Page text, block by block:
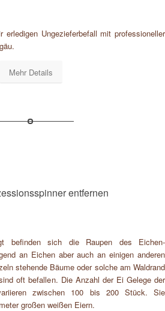
erledigen Ungezieferbefall mit professioneller
Mehr Details
entfernen
befinden sich die Raupen des Eichen-
an Eichen aber auch an einigen anderen
stehende Bäume oder solche am Waldrand
oft befallen. Die Anzahl der Ei Gelege der
variieren zwischen 100 bis 200 Stück. Sie
großen weißen Eiern.